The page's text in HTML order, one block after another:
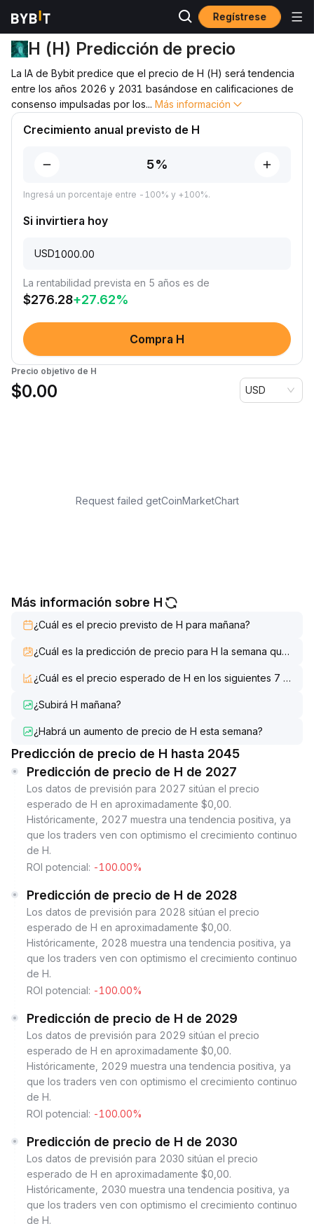
Regístrese
Predicción de precio Predicción de precio de H
H (H) Predicción de precio
La IA de Bybit predice que el precio de H (H) será tendencia
entre los años 2026 y 2031 basándose en calificaciones de
consenso impulsadas por los... Más información
Crecimiento anual previsto de H
Ingresá un porcentaje entre -100% y +100%.
Si invirtiera hoy
USD
La rentabilidad prevista en 5 años es de
$276.28+27.62%
Compra H
Precio objetivo de H
$0.00 USD
Request failed getCoinMarketChart
Más información sobre H
¿Cuál es el precio previsto de H para mañana?
¿Cuál es la predicción de precio para H la semana que
¿Cuál es el precio esperado de H en los siguientes 7 días?
¿Subirá H mañana?
¿Habrá un aumento de precio de H esta semana?
Predicción de precio de H hasta 2045
Predicción de precio de H de 2027
Los datos de previsión para 2027 sitúan el precio
esperado de H en aproximadamente $0,00.
Históricamente, 2027 muestra una tendencia positiva, ya
que los traders ven con optimismo el crecimiento continuo
de H.
ROI potencial: -100.00%
Predicción de precio de H de 2028
Los datos de previsión para 2028 sitúan el precio
esperado de H en aproximadamente $0,00.
Históricamente, 2028 muestra una tendencia positiva, ya
que los traders ven con optimismo el crecimiento continuo
de H.
ROI potencial: -100.00%
Predicción de precio de H de 2029
Los datos de previsión para 2029 sitúan el precio
esperado de H en aproximadamente $0,00.
Históricamente, 2029 muestra una tendencia positiva, ya
que los traders ven con optimismo el crecimiento continuo
de H.
ROI potencial: -100.00%
Predicción de precio de H de 2030
Los datos de previsión para 2030 sitúan el precio
esperado de H en aproximadamente $0,00.
Históricamente, 2030 muestra una tendencia positiva, ya
que los traders ven con optimismo el crecimiento continuo
de H.